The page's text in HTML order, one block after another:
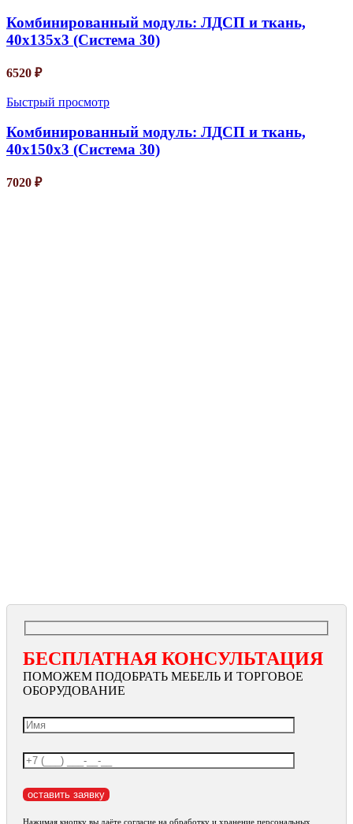
Комбинированный модуль: ЛДСП и ткань,
40х135х3 (Система 30)
6520 ₽
Быстрый просмотр
Комбинированный модуль: ЛДСП и ткань,
40х150х3 (Система 30)
7020 ₽
БЕСПЛАТНАЯ КОНСУЛЬТАЦИЯ
ПОМОЖЕМ ПОДОБРАТЬ МЕБЕЛЬ И ТОРГОВОЕ
ОБОРУДОВАНИЕ